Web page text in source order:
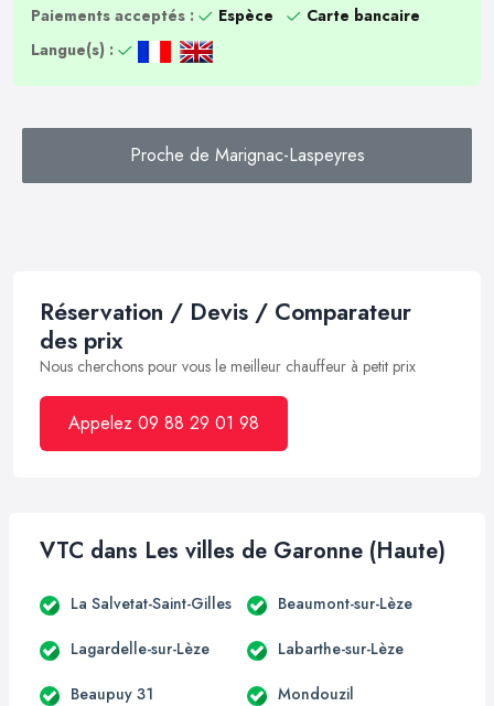
Paiements acceptés :
Espèce
Carte bancaire
Langue(s) :
Proche de Marignac-Laspeyres
Réservation / Devis / Comparateur
des prix
Nous cherchons pour vous le meilleur chauffeur à petit prix
Appelez 09 88 29 01 98
VTC dans Les villes de Garonne (Haute)
La Salvetat-Saint-Gilles Beaumont-sur-Lèze
Lagardelle-sur-Lèze Labarthe-sur-Lèze
Beaupuy 31 Mondouzil